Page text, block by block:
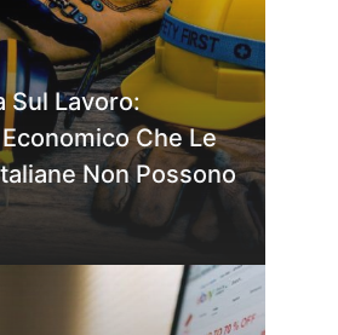
Sul Lavoro:
Economico Che Le
Non Possono